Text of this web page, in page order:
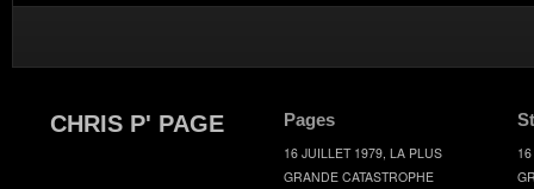
CHRIS P' PAGE Pages
16 JUILLET 1979, LA PLUS
GRANDE CATASTROPHE